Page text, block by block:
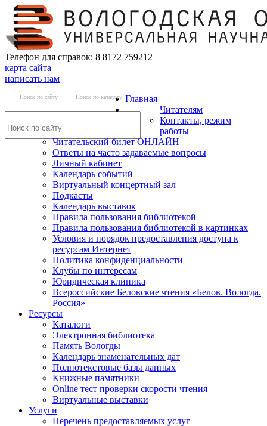
Телефон для справок: 8 8172 759212
карта сайта
написать нам
Поиск по сайту Поиск по каталогу Главная
Читателям
Контакты, режим
работы
Читательский билет ОНЛАЙН
Ответы на часто задаваемые вопросы
Личный кабинет
Календарь событий
Виртуальный концертный зал
Подкасты
Календарь выставок
Правила пользования библиотекой
Правила пользования библиотекой в картинках
Условия и порядок предоставления доступа к
ресурсам Интернет
Политика конфиденциальности
Клубы по интересам
Юридическая клиника
Всероссийские Беловские чтения «Белов. Вологда.
Россия»
Ресурсы
Каталоги
Электронная библиотека
Память Вологды
Календарь знаменательных дат
Полнотекстовые базы данных
Книжные памятники
Online тест проверки скорости чтения
Виртуальные выставки
Услуги
Перечень предоставляемых услуг